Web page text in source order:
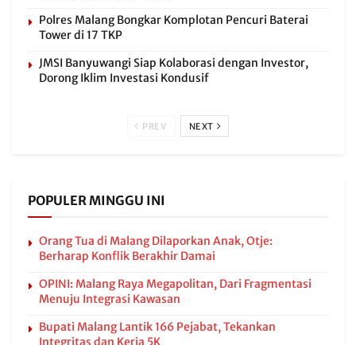
Polres Malang Bongkar Komplotan Pencuri Baterai
Tower di 17 TKP
JMSI Banyuwangi Siap Kolaborasi dengan Investor,
Dorong Iklim Investasi Kondusif
PREV NEXT
POPULER MINGGU INI
Orang Tua di Malang Dilaporkan Anak, Otje:
Berharap Konflik Berakhir Damai
OPINI: Malang Raya Megapolitan, Dari Fragmentasi
Menuju Integrasi Kawasan
Bupati Malang Lantik 166 Pejabat, Tekankan
Integritas dan Kerja 5K